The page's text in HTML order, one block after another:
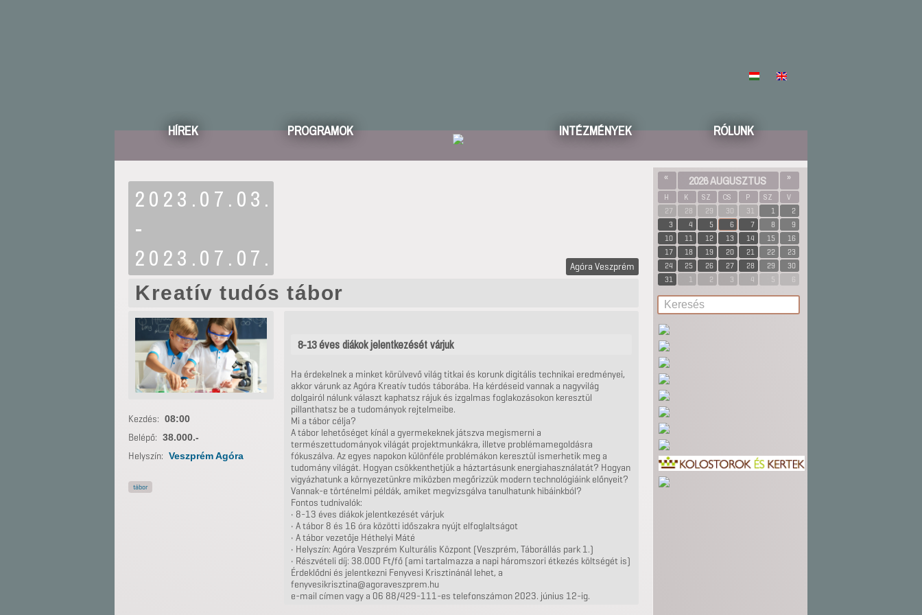
HÍREK PROGRAMOK INTÉZMÉNYEK RÓLUNK
2023.07.03.
-
2023.07.07.
Agóra Veszprém
Kreatív tudós tábor
8-13 éves diákok jelentkezését várjuk
Ha érdekelnek a minket körülvevő világ titkai és korunk digitális technikai eredményei,
akkor várunk az Agóra Kreatív tudós táborába. Ha kérdéseid vannak a nagyvilág
dolgairól nálunk választ kaphatsz rájuk és izgalmas foglakozásokon keresztül
pillanthatsz be a tudományok rejtelmeibe.
Mi a tábor célja?
A tábor lehetőséget kínál a gyermekeknek játszva megismerni a
természettudományok világát projektmunkákra, illetve problémamegoldásra
fókuszálva. Az egyes napokon különféle problémákon keresztül ismerhetik meg a
tudomány világát. Hogyan csökkenthetjük a háztartásunk energiahasználatát? Hogyan
vigyázhatunk a környezetünkre miközben megőrizzük modern technológiáink előnyeit?
Vannak-e történelmi példák, amiket megvizsgálva tanulhatunk hibáinkból?
Fontos tudnivalók:
• 8-13 éves diákok jelentkezését várjuk
• A tábor 8 és 16 óra közötti időszakra nyújt elfoglaltságot
• A tábor vezetője Héthelyi Máté
• Helyszín: Agóra Veszprém Kulturális Központ (Veszprém, Táborállás park 1.)
• Részvételi díj: 38.000 Ft/fő (ami tartalmazza a napi háromszori étkezés költségét is)
Érdeklődni és jelentkezni Fenyvesi Krisztinánál lehet, a
fenyvesikrisztina@agoraveszprem.hu
e-mail címen vagy a 06 88/429-111-es telefonszámon 2023. június 12-ig.
Kezdés: 08:00
Belépő: 38.000.-
Helyszín: Veszprém Agóra
tábor
« 2026 AUGUSZTUS »
H K SZ CS P SZ
V
27
28 29 30 31 1
2
3
4 5 6 7 8
9
10
11 12 13 14 15
16
17
18 19 20 21 22
23
24
25 26 27 28 29
30
31
1 2 3 4 5 6